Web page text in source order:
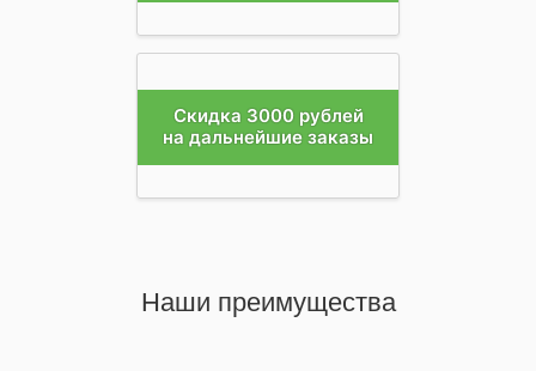
Скидка 3000 рублей
на дальнейшие заказы
Наши преимущества